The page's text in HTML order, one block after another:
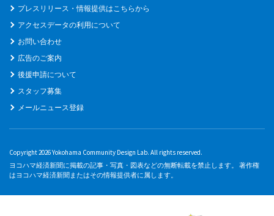
プレスリリース・情報提供はこちらから
アクセスデータの利用について
お問い合わせ
広告のご案内
後援申請について
スタッフ募集
メールニュース登録
Copyright 2026 Yokohama Community Design Lab. All rights reserved.
ヨコハマ経済新聞に掲載の記事・写真・図表などの無断転載を禁止します。 著作権
はヨコハマ経済新聞またはその情報提供者に属します。